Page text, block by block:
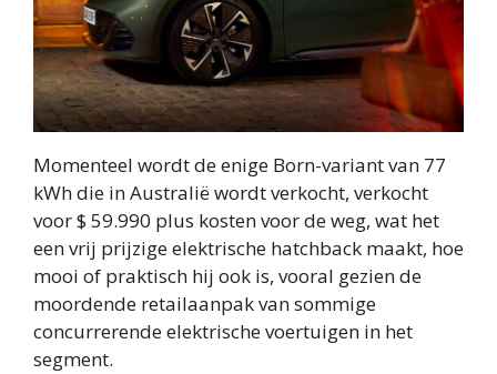
Momenteel wordt de enige Born-variant van 77
kWh die in Australië wordt verkocht, verkocht
voor $ 59.990 plus kosten voor de weg, wat het
een vrij prijzige elektrische hatchback maakt, hoe
mooi of praktisch hij ook is, vooral gezien de
moordende retailaanpak van sommige
concurrerende elektrische voertuigen in het
segment.